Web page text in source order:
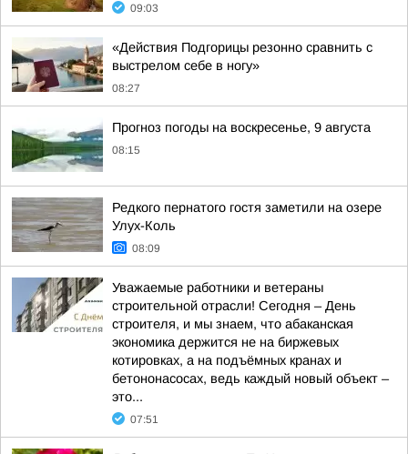
09:03
«Действия Подгорицы резонно сравнить с
выстрелом себе в ногу»
08:27
Прогноз погоды на воскресенье, 9 августа
08:15
Редкого пернатого гостя заметили на озере
Улух-Коль
08:09
Уважаемые работники и ветераны
строительной отрасли! Сегодня – День
строителя, и мы знаем, что абаканская
экономика держится не на биржевых
котировках, а на подъёмных кранах и
бетононасосах, ведь каждый новый объект –
это...
07:51